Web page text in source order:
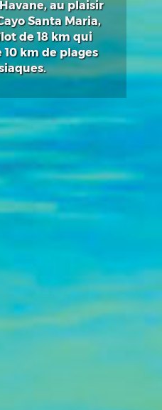
au plaisir
Santa Maria,
de 18 km qui
10 km de plages